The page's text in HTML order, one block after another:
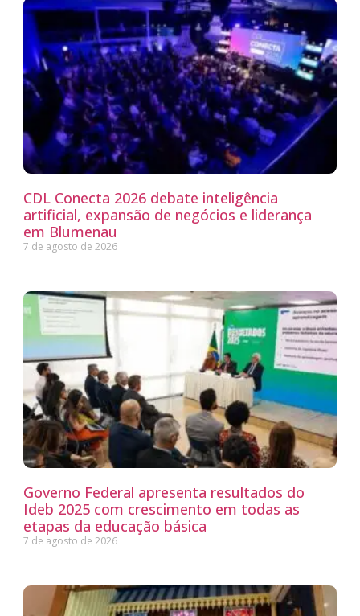
CDL Conecta 2026 debate inteligência
artificial, expansão de negócios e liderança
em Blumenau
7 de agosto de 2026
Governo Federal apresenta resultados do
Ideb 2025 com crescimento em todas as
etapas da educação básica
7 de agosto de 2026